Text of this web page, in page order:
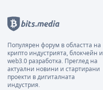
Популярен форум в областта на
крипто индустрията, блокчейн и
web3.0 разработка. Преглед на
актуални новини и стартирани
проекти в дигиталната
индустрия.